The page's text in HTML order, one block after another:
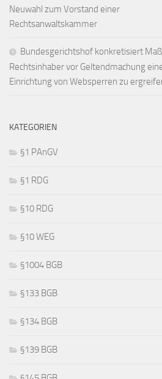
Neuwahl zum Vorstand einer
Rechtsanwaltskammer
Bundesgerichtshof konkretisiert
Rechtsinhaber vor Geltendmachung
Einrichtung von Websperren zu
KATEGORIEN
§1 PAnGV
§1 RDG
§10 RDG
§10 WEG
§1004 BGB
§133 BGB
§134 BGB
§139 BGB